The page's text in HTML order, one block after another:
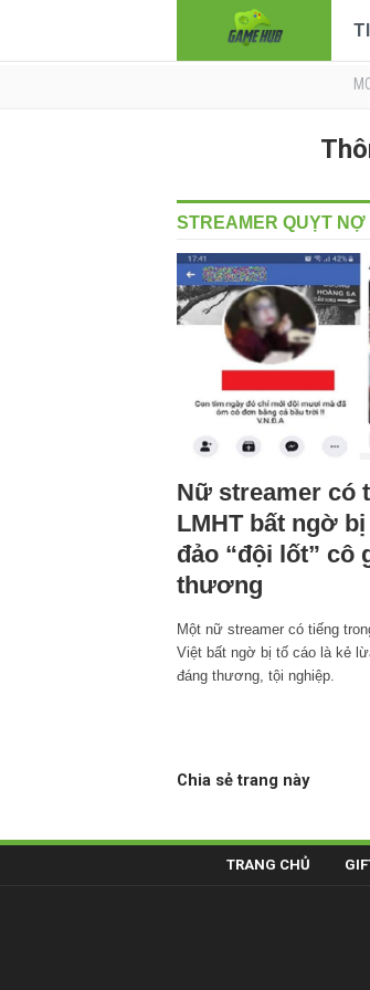
STREAMER QUỴT NỢ
Nữ streamer có
LMHT bất ngờ
đảo “đội lốt” cô
thương
Một nữ streamer có tiếng
Việt bất ngờ bị tố cáo là kẻ
đáng thương, tội nghiệp.
Chia sẻ trang này
TRANG CHỦ